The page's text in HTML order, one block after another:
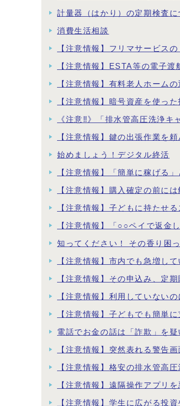
計量器（はかり）の定期検査に
消費生活相談
【注意情報】フリマサービス
【注意情報】ESTA等の電子渡
【注意情報】有料老人ホーム
【注意情報】暗号資産を使った
《注意‼》「排水管高圧洗浄
【注意情報】鍵の出張作業を
始めましょう！デジタル終活
【注意情報】「簡単に稼げる
【注意情報】購入確定の前に
【注意情報】子どもに持たせ
【注意情報】「○○ペイで返金
知ってください！ その香り困
【注意情報】市内でも急増し
【注意情報】その申込み、定
【注意情報】利用していない
【注意情報】子どもでも簡単
電話でお金の話は「詐欺」を疑
【注意情報】突然表れる警告
【注意情報】格安の排水管高
【注意情報】遠隔操作アプリ
【注意情報】学生に広がる投